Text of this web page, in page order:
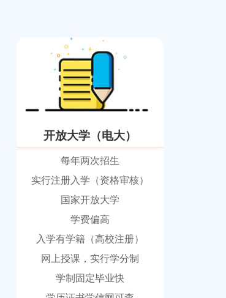
开放大学（电大）
每年两次招生
实行注册入学（资格审核）
国家开放大学
学费偏高
入学有学籍（高校注册）
网上授课，实行学分制
学制固定毕业快